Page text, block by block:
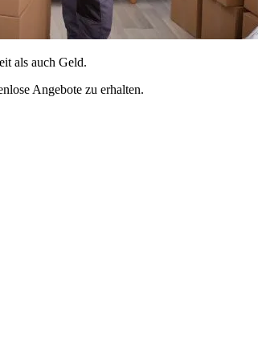
als auch Geld.
Angebote zu erhalten.